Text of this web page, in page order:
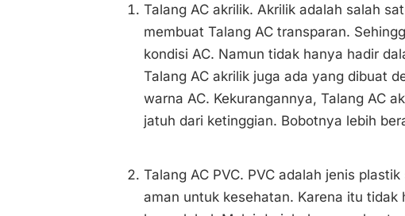
Talang AC akrilik. Akrilik adalah salah
membuat Talang AC transparan.
kondisi AC. Namun tidak hanya hadir
Talang AC akrilik juga ada yang dibuat
warna AC. Kekurangannya, Talang AC
jatuh dari ketinggian. Bobotnya lebih
Talang AC PVC. PVC adalah jenis
aman untuk kesehatan. Karena itu